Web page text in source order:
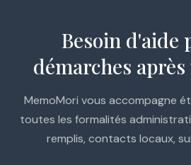
Besoin d'aide
démarches après
MemoMori vous accompagne
toutes les formalités
remplis, contacts locaux,